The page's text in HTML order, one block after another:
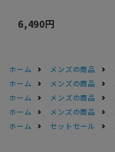
6,490円
ホーム メンズの商品
ホーム
メンズの商品
ホーム
メンズの商品
ホーム
メンズの商品
ホーム
セットセール